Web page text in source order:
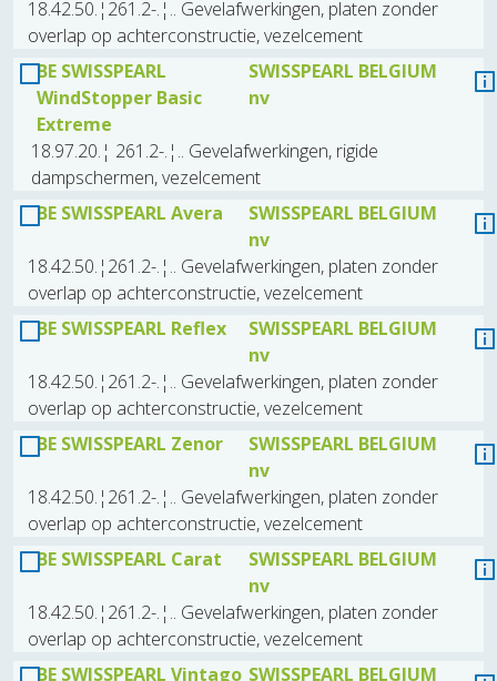
18.42.50.¦261.2-.¦.. Gevelafwerkingen, platen zonder
overlap op achterconstructie, vezelcement
BE SWISSPEARL
WindStopper Basic
Extreme
SWISSPEARL BELGIUM
nv
18.97.20.¦ 261.2-.¦.. Gevelafwerkingen, rigide
dampschermen, vezelcement
BE SWISSPEARL Avera
SWISSPEARL BELGIUM
nv
18.42.50.¦261.2-.¦.. Gevelafwerkingen, platen zonder
overlap op achterconstructie, vezelcement
BE SWISSPEARL Reflex
SWISSPEARL BELGIUM
nv
18.42.50.¦261.2-.¦.. Gevelafwerkingen, platen zonder
overlap op achterconstructie, vezelcement
BE SWISSPEARL Zenor
SWISSPEARL BELGIUM
nv
18.42.50.¦261.2-.¦.. Gevelafwerkingen, platen zonder
overlap op achterconstructie, vezelcement
BE SWISSPEARL Carat
SWISSPEARL BELGIUM
nv
18.42.50.¦261.2-.¦.. Gevelafwerkingen, platen zonder
overlap op achterconstructie, vezelcement
BE SWISSPEARL Vintago SWISSPEARL BELGIUM